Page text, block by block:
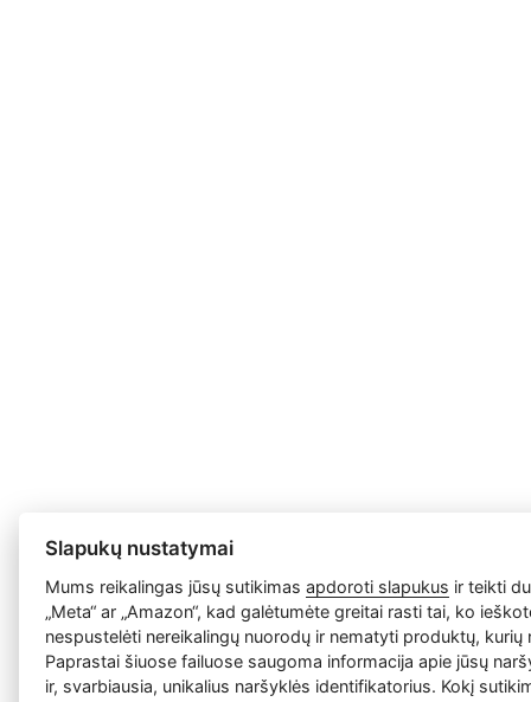
Slapukų nustatymai
Mums reikalingas jūsų sutikimasapdoroti slapukus ir teikti
„Meta“ ar „Amazon“, kad galėtumėte greitai rasti tai, ko
nespustelėti nereikalingų nuorodų ir nematyti produktų, kurių
Paprastai šiuose failuose saugoma informacija apie jūsų
ir, svarbiausia, unikalius naršyklės identifikatorius. Kokį